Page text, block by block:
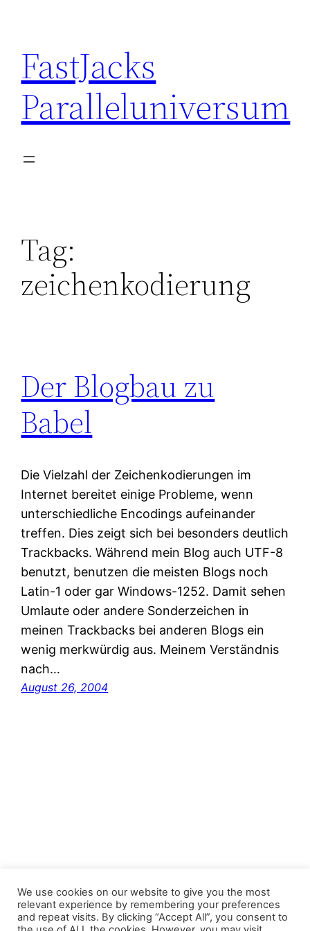
content
FastJacks
Paralleluniversum
Tag:
zeichenkodierung
Der Blogbau zu
Babel
Die Vielzahl der Zeichenkodierungen im
Internet bereitet einige Probleme, wenn
unterschiedliche Encodings aufeinander
treffen. Dies zeigt sich bei besonders deutlich
Trackbacks. Während mein Blog auch UTF-8
benutzt, benutzen die meisten Blogs noch
Latin-1 oder gar Windows-1252. Damit sehen
Umlaute oder andere Sonderzeichen in
meinen Trackbacks bei anderen Blogs ein
wenig merkwürdig aus. Meinem Verständnis
nach…
August 26, 2004
We use cookies on our website to give you the most
relevant experience by remembering your preferences
and repeat visits. By clicking “Accept All”, you consent to